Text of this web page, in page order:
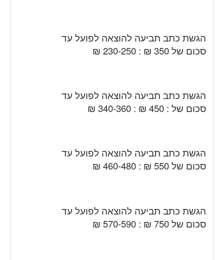
הגשת כתב תביעה להוצאה לפועל עד
סכום של 350 ₪ : 230-250 ₪
הגשת כתב תביעה להוצאה לפועל עד
סכום של : 450 ₪ : 340-360 ₪
הגשת כתב תביעה להוצאה לפועל עד
סכום של 550 ₪ : 460-480 ₪
הגשת כתב תביעה להוצאה לפועל עד
סכום של 750 ₪ : 570-590 ₪